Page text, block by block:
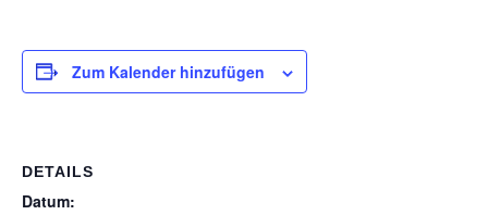
Zum Kalender hinzufügen
DETAILS
Datum: